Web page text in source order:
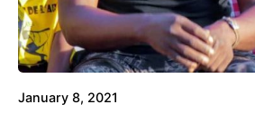
January 8, 2021